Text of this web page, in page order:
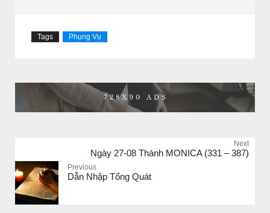
Tags Phụng Vụ
Next
Ngày 27-08 Thánh MONICA (331 – 387)
Previous
Dẫn Nhập Tổng Quát